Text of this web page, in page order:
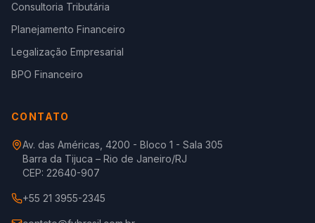
Consultoria Tributária
Planejamento Financeiro
Legalização Empresarial
BPO Financeiro
CONTATO
Av. das Américas, 4200 - Bloco 1 - Sala 305
Barra da Tijuca – Rio de Janeiro/RJ
CEP: 22640-907
+55 21 3955-2345